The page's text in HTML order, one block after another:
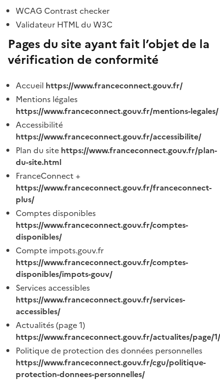
WCAG Contrast checker
Validateur HTML du W3C
Pages du site ayant fait l’objet de la
vérification de conformité
Accueil https://www.franceconnect.gouv.fr/
Mentions légales
https://www.franceconnect.gouv.fr/mentions-legales/
Accessibilité
https://www.franceconnect.gouv.fr/accessibilite/
Plan du site https://www.franceconnect.gouv.fr/plan-
du-site.html
FranceConnect +
https://www.franceconnect.gouv.fr/franceconnect-
plus/
Comptes disponibles
https://www.franceconnect.gouv.fr/comptes-
disponibles/
Compte impots.gouv.fr
https://www.franceconnect.gouv.fr/comptes-
disponibles/impots-gouv/
Services accessibles
https://www.franceconnect.gouv.fr/services-
accessibles/
Actualités (page 1)
https://www.franceconnect.gouv.fr/actualites/page/1/
Politique de protection des données personnelles
https://www.franceconnect.gouv.fr/cgu/politique-
protection-donnees-personnelles/